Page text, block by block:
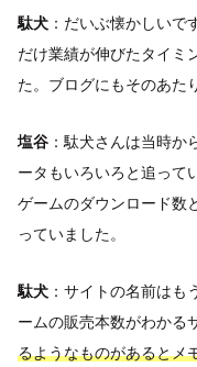
駄犬 ：だいぶ懐かしいで
だけ業績が伸びたタイミ
た。ブログにもそのあた
塩谷 ：駄犬さんは当時
ータもいろいろと追って
ゲームのダウンロード数
っていました。
駄犬 ：サイトの名前は
ームの販売本数がわかる
るようなものがあるとメ